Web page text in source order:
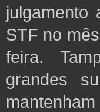
STF no
feira.
grandes